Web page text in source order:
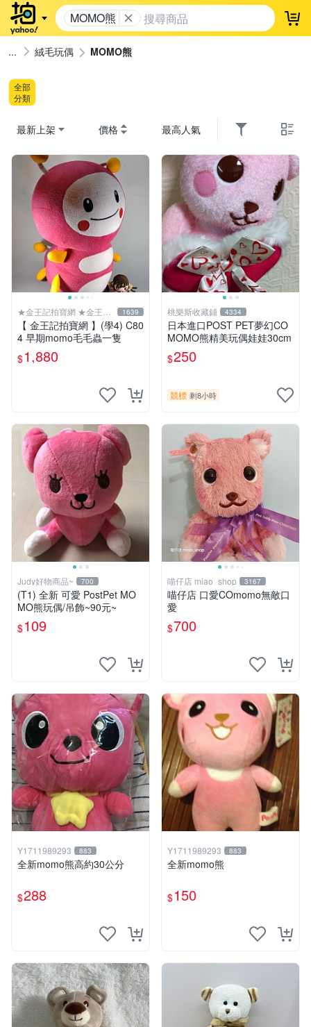
MOMO熊 登
絨毛玩偶 MOMO熊
全部
分類
最新上架 價格 最高人氣
★金王記拍寶網 ★金王記
拍寶趣
1639
【 金王記拍寶網 】(學4) C80
4 早期momo毛毛蟲一隻
$1,880
桃樂斯收藏鋪 4334
日本進口POST PET夢幻CO
MOMO熊精美玩偶娃娃30cm
$250
競標 剩8小時
Judy好物商品~ 700
(T1) 全新 可愛 PostPet MO
MO熊玩偶/吊飾~90元~
$109
喵仔店 miao_shop 3167
喵仔店 口愛COmomo無敵口
愛
$700
Y1711989293 883
全新momo熊高約30公分
$288
Y1711989293 883
全新momo熊
$150